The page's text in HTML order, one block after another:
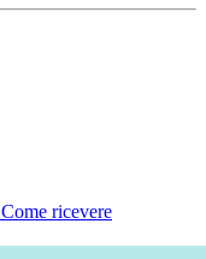
Come ricevere